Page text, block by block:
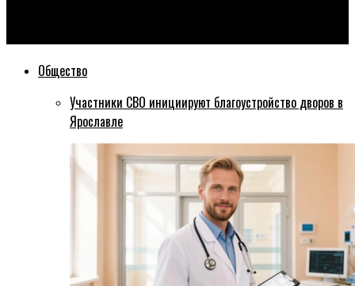
Общество
Участники СВО инициируют благоустройство дворов в
Ярославле